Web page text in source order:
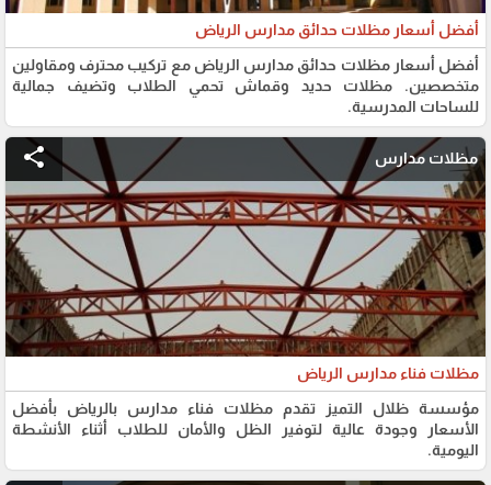
أفضل أسعار مظلات حدائق مدارس الرياض
أفضل أسعار مظلات حدائق مدارس الرياض مع تركيب محترف ومقاولين
متخصصين. مظلات حديد وقماش تحمي الطلاب وتضيف جمالية
للساحات المدرسية.
share مظلات مدارس
مظلات فناء مدارس الرياض
مؤسسة ظلال التميز تقدم مظلات فناء مدارس بالرياض بأفضل
الأسعار وجودة عالية لتوفير الظل والأمان للطلاب أثناء الأنشطة
اليومية.